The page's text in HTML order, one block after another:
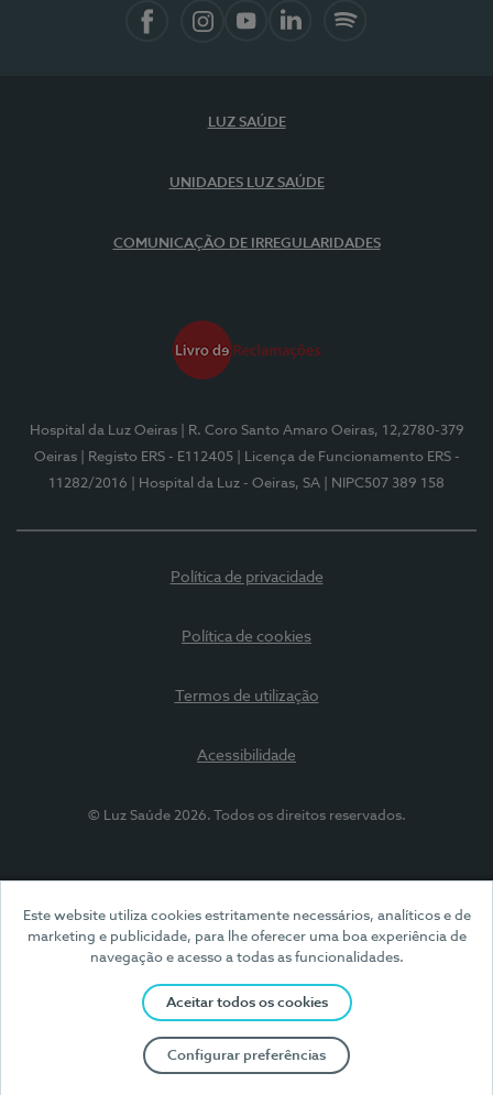
Este website utiliza cookies estritamente necessários, analíticos e de
marketing e publicidade, para lhe oferecer uma boa experiência de
navegação e acesso a todas as funcionalidades.
Aceitar todos os cookies
Configurar preferências
LUZ SAÚDE
UNIDADES LUZ SAÚDE
COMUNICAÇÃO DE IRREGULARIDADES
Hospital da Luz Oeiras
| R. Coro Santo Amaro Oeiras, 12,2780-379
Oeiras
| Registo ERS - E112405
| Licença de Funcionamento ERS -
11282/2016
| Hospital da Luz - Oeiras, SA | NIPC507 389 158
Política de privacidade
Política de cookies
Termos de utilização
Acessibilidade
© Luz Saúde 2026. Todos os direitos reservados.